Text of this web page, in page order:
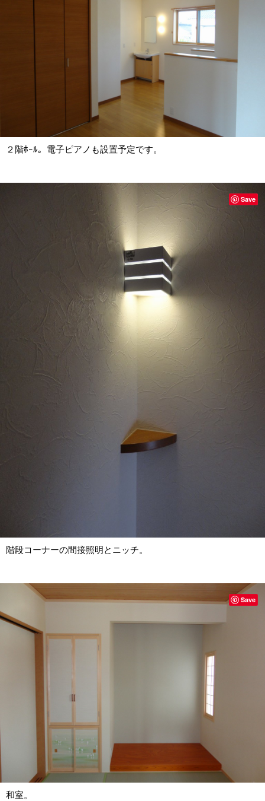
２階ﾎｰﾙ。電子ピアノも設置予定です。
階段コーナーの間接照明とニッチ。
Save
和室。
Save